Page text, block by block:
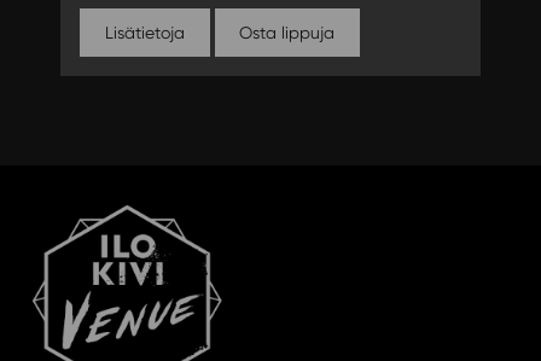
Lisätietoja Osta lippuja